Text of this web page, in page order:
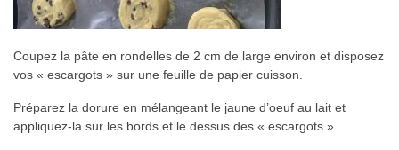
Coupez la pâte en rondelles de 2 cm de large environ et disposez
vos « escargots » sur une feuille de papier cuisson.
Préparez la dorure en mélangeant le jaune d’oeuf au lait et
appliquez-la sur les bords et le dessus des « escargots ».